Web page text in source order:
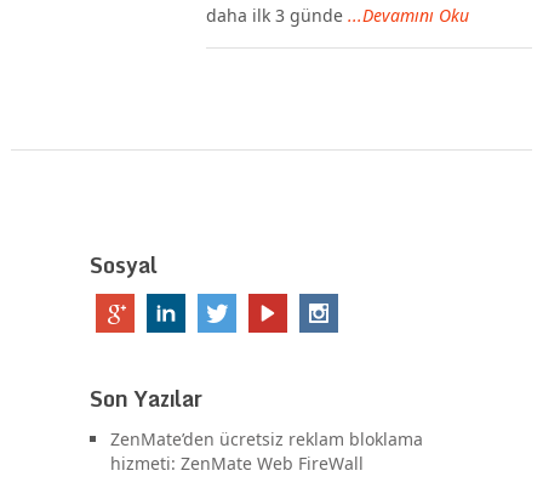
daha ilk 3 günde...Devamını Oku
Sosyal
Son Yazılar
ZenMate’den ücretsiz reklam bloklama
hizmeti: ZenMate Web FireWall